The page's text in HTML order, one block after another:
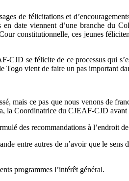
de félicitations et
date viennent d’une branche du
constitutionnelle, ces jeunes
CJD se félicite de ce processus qui
Togo vient de faire un pas important
mais ce pas que nous venons de
la Coordinatrice du CJEAF-CJD
des recommandations à l’endroit
entre autres de n’avoir que le
programmes l’intérêt général.